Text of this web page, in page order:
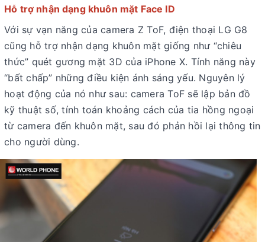
Hỗ trợ nhận dạng khuôn mặt Face ID
Với sự vạn năng của camera Z ToF, điện thoại LG G8
cũng hỗ trợ nhận dạng khuôn mặt giống như “chiêu
thức” quét gương mặt 3D của iPhone X. Tính năng này
“bất chấp” những điều kiện ánh sáng yếu. Nguyên lý
hoạt động của nó như sau: camera ToF sẽ lập bản đồ
kỹ thuật số, tính toán khoảng cách của tia hồng ngoại
từ camera đến khuôn mặt, sau đó phản hồi lại thông tin
cho người dùng.